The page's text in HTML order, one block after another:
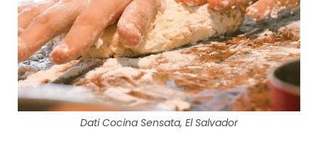
Dati Cocina Sensata, El Salvador